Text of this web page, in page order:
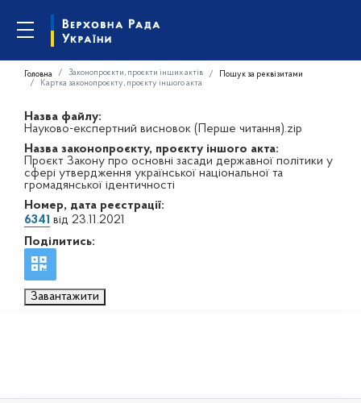
Головна Законопроєкти, проєкти інших актів
Пошук за реквізитами
Картка законопроєкту, проєкту іншого акта
Назва файлу:
Науково-експертний висновок (Перше читання).zip
Назва законопроєкту, проєкту іншого акта:
Проєкт Закону про основні засади державної політики у
сфері утвердження української національної та
громадянської ідентичності
Номер, дата реєстрації:
6341 від 23.11.2021
Поділитись:
Завантажити